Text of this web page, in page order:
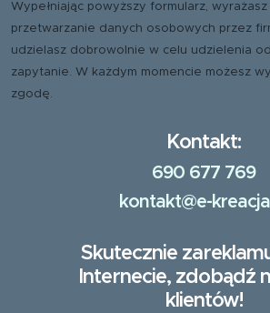
Wypełniając powyższy formularz,
przetwarzanie danych osobowych przez
udzielasz dobrowolnie w celu udzielenia
zapytanie. W każdym momencie możesz
zgodę.
Kontakt:
690 677 769
kontakt@e-
Skutecznie
Internecie, zdobądź
klientów!